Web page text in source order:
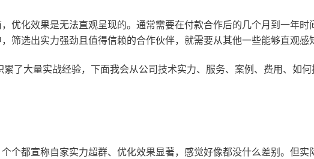
化效果是无法直观呈现的。通常需要在付款合作后的几个月到一年时
选出实力强劲且值得信赖的合作伙伴，就需要从其他一些能够直观感
了大量实战经验，下面我会从公司技术实力、服务、案例、费用、如
个都宣称自家实力超群、优化效果显著，感觉好像都没什么差别。但实